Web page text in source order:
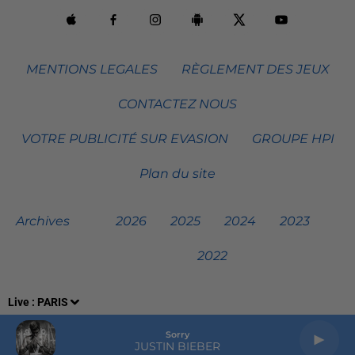
Live : PARIS
Sorry
JUSTIN BIEBER
MENTIONS LEGALES RÈGLEMENT DES JEUX
CONTACTEZ NOUS
VOTRE PUBLICITÉ SUR EVASION GROUPE HPI
Plan du site
Archives 2026 2025 2024 2023
2022